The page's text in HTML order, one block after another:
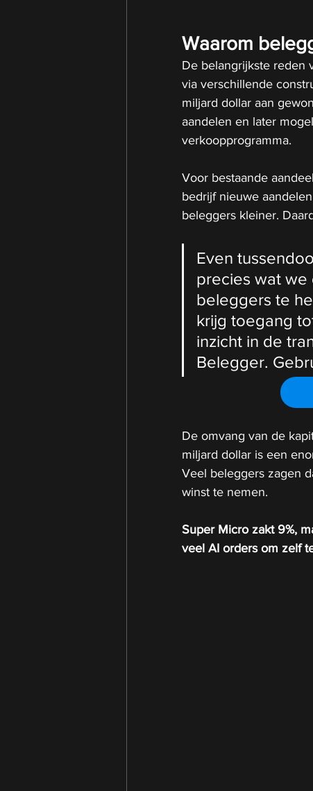
Waarom
De belangrijkste reden
via verschillende
miljard dollar aan
aandelen en later
verkoopprogramma.
Voor bestaande
bedrijf nieuwe
beleggers kleiner.
Even
precies wat we
beleggers te
krijg toegang
inzicht in de
Belegger.
De omvang van de
miljard dollar is een
Veel beleggers zagen
winst te nemen.
Super Micro zakt 9%,
veel AI orders om zelf